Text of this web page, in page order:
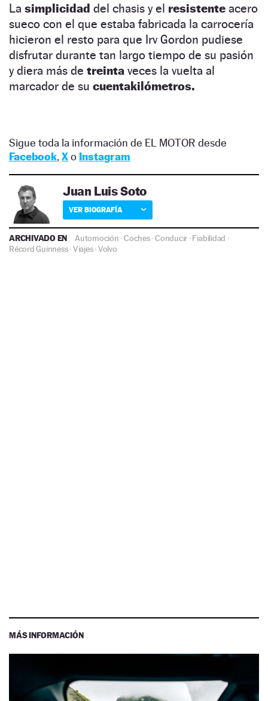
La simplicidad del chasis y el resistente acero
sueco con el que estaba fabricada la carrocería
hicieron el resto para que Irv Gordon pudiese
disfrutar durante tan largo tiempo de su pasión
y diera más de treinta veces la vuelta al
marcador de su cuentakilómetros.
Sigue toda la información de EL MOTOR desde
Facebook, Xo Instagram
Juan Luis Soto
VER BIOGRAFÍA
ARCHIVADO EN Automoción ·Coches·Conducir ·Fiabilidad ·
Récord Guinness·Viajes·Volvo
MÁS INFORMACIÓN